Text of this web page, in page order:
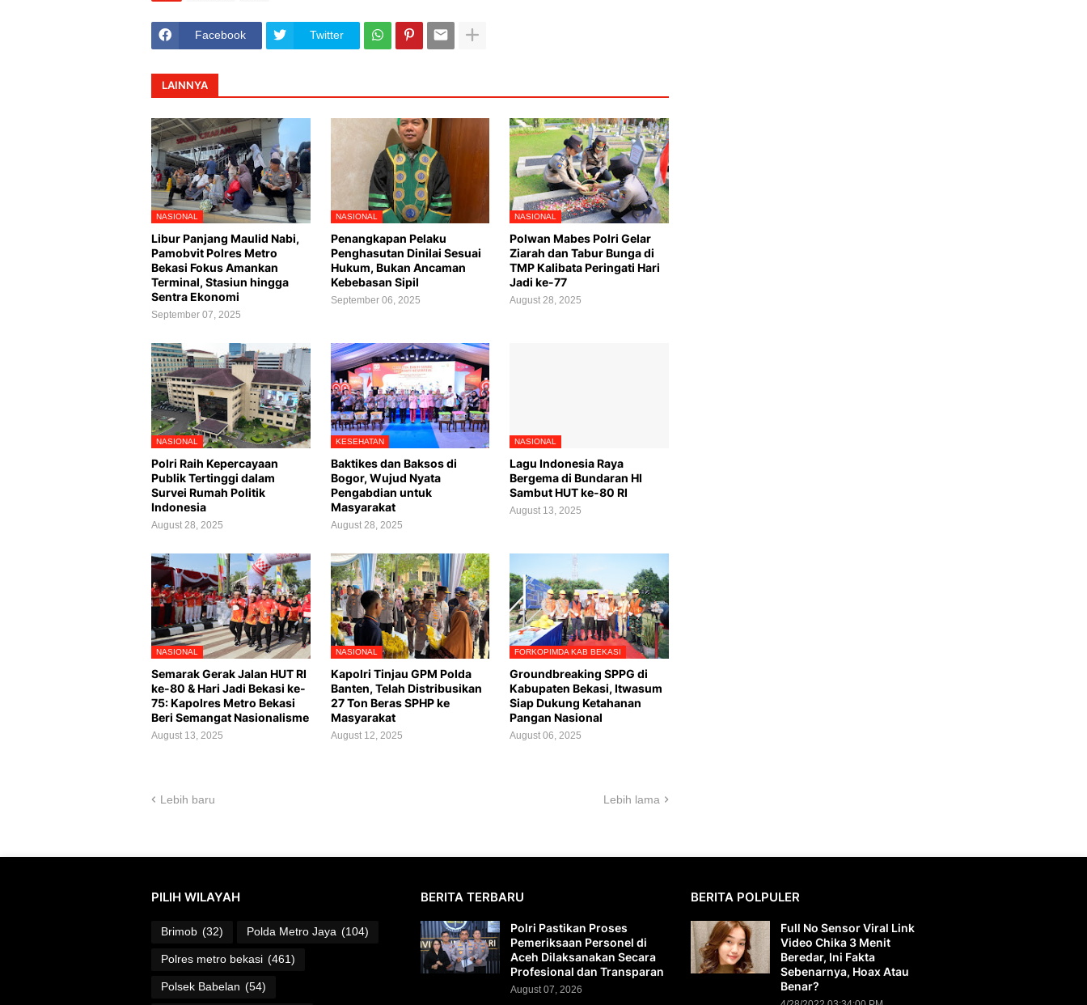
Facebook Twitter
LAINNYA
NASIONAL
Libur Panjang Maulid Nabi,
Pamobvit Polres Metro
Bekasi Fokus Amankan
Terminal, Stasiun hingga
Sentra Ekonomi
September 07, 2025
NASIONAL
Penangkapan Pelaku
Penghasutan Dinilai Sesuai
Hukum, Bukan Ancaman
Kebebasan Sipil
September 06, 2025
NASIONAL
Polwan Mabes Polri Gelar
Ziarah dan Tabur Bunga di
TMP Kalibata Peringati Hari
Jadi ke-77
August 28, 2025
NASIONAL
Polri Raih Kepercayaan
Publik Tertinggi dalam
Survei Rumah Politik
Indonesia
August 28, 2025
KESEHATAN
Baktikes dan Baksos di
Bogor, Wujud Nyata
Pengabdian untuk
Masyarakat
August 28, 2025
NASIONAL
Lagu Indonesia Raya
Bergema di Bundaran HI
Sambut HUT ke-80 RI
August 13, 2025
NASIONAL
Semarak Gerak Jalan HUT RI
ke-80 & Hari Jadi Bekasi ke-
75: Kapolres Metro Bekasi
Beri Semangat Nasionalisme
August 13, 2025
NASIONAL
Kapolri Tinjau GPM Polda
Banten, Telah Distribusikan
27 Ton Beras SPHP ke
Masyarakat
August 12, 2025
FORKOPIMDA KAB BEKASI
Groundbreaking SPPG di
Kabupaten Bekasi, Itwasum
Siap Dukung Ketahanan
Pangan Nasional
August 06, 2025
Lebih baru Lebih lama
PILIH WILAYAH
Brimob (32) Polda Metro Jaya (104)
Polres metro bekasi (461)
Polsek Babelan (54)
BERITA TERBARU
Polri Pastikan Proses
Pemeriksaan Personel di
Aceh Dilaksanakan Secara
Profesional dan Transparan
August 07, 2026
BERITA POLPULER
Full No Sensor Viral Link
Video Chika 3 Menit
Beredar, Ini Fakta
Sebenarnya, Hoax Atau
Benar?